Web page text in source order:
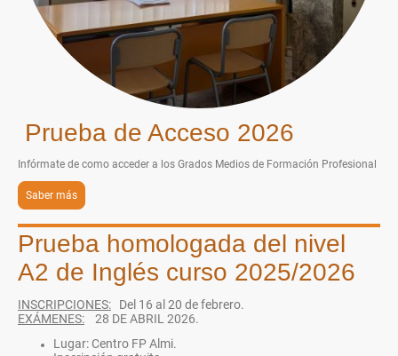
Prueba de Acceso 2026
Infórmate de como acceder a los Grados Medios de Formación Profesional
Saber más
Prueba homologada del nivel
A2 de Inglés curso 2025/2026
INSCRIPCIONES: Del 16 al 20 de febrero.
EXÁMENES: 28 DE ABRIL 2026.
Lugar: Centro FP Almi.